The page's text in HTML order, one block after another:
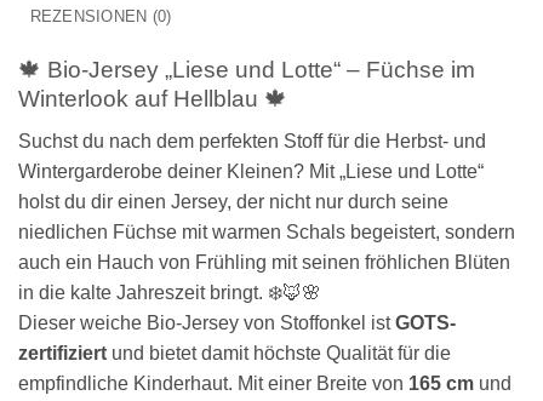
REZENSIONEN (0)
🍁 Bio-Jersey „Liese und Lotte“ – Füchse im
Winterlook auf Hellblau 🍁
Suchst du nach dem perfekten Stoff für die Herbst- und
Wintergarderobe deiner Kleinen? Mit „Liese und Lotte“
holst du dir einen Jersey, der nicht nur durch seine
niedlichen Füchse mit warmen Schals begeistert, sondern
auch ein Hauch von Frühling mit seinen fröhlichen Blüten
in die kalte Jahreszeit bringt. ❄️🦊🌸
Dieser weiche Bio-Jersey von Stoffonkel istGOTS-
zertifiziert und bietet damit höchste Qualität für die
empfindliche Kinderhaut. Mit einer Breite von 165 cm und